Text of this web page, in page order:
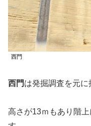
西門
西門は発掘調査を元に
高さが13ｍもあり階